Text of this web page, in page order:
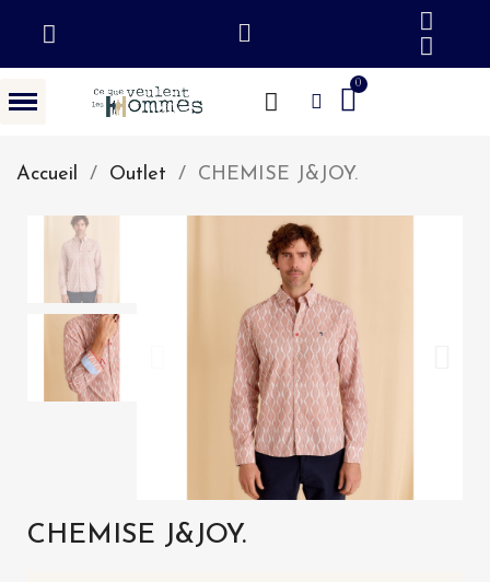
Accueil Outlet CHEMISE J&JOY.
CHEMISE J&JOY.